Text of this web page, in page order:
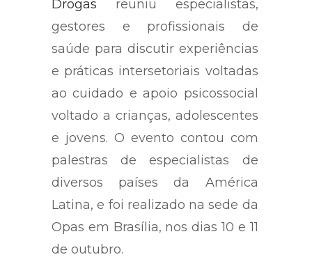
Drogas reuniu especialistas,
gestores e profissionais de
saúde para discutir experiências
e práticas intersetoriais voltadas
ao cuidado e apoio psicossocial
voltado a crianças, adolescentes
e jovens. O evento contou com
palestras de especialistas de
diversos países da América
Latina, e foi realizado na sede da
Opas em Brasília, nos dias 10 e 11
de outubro.